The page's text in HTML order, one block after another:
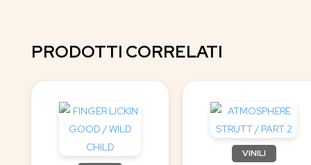
PRODOTTI CORRELATI
VINILI